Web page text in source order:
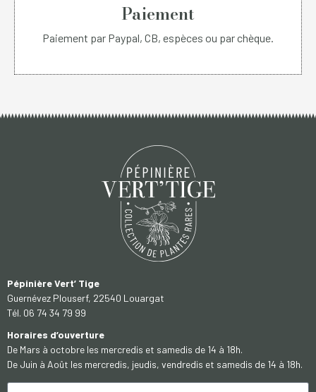
Paiement
Paiement par Paypal, CB, espèces ou par chèque.
Pépinière Vert’ Tige
Guernévez Plouserf, 22540 Louargat
Tél. 06 74 34 79 99
Horaires d’ouverture
De Mars à octobre les mercredis et samedis de 14 à 18h.
De Juin à Août les mercredis, jeudis, vendredis et samedis de 14 à 18h.